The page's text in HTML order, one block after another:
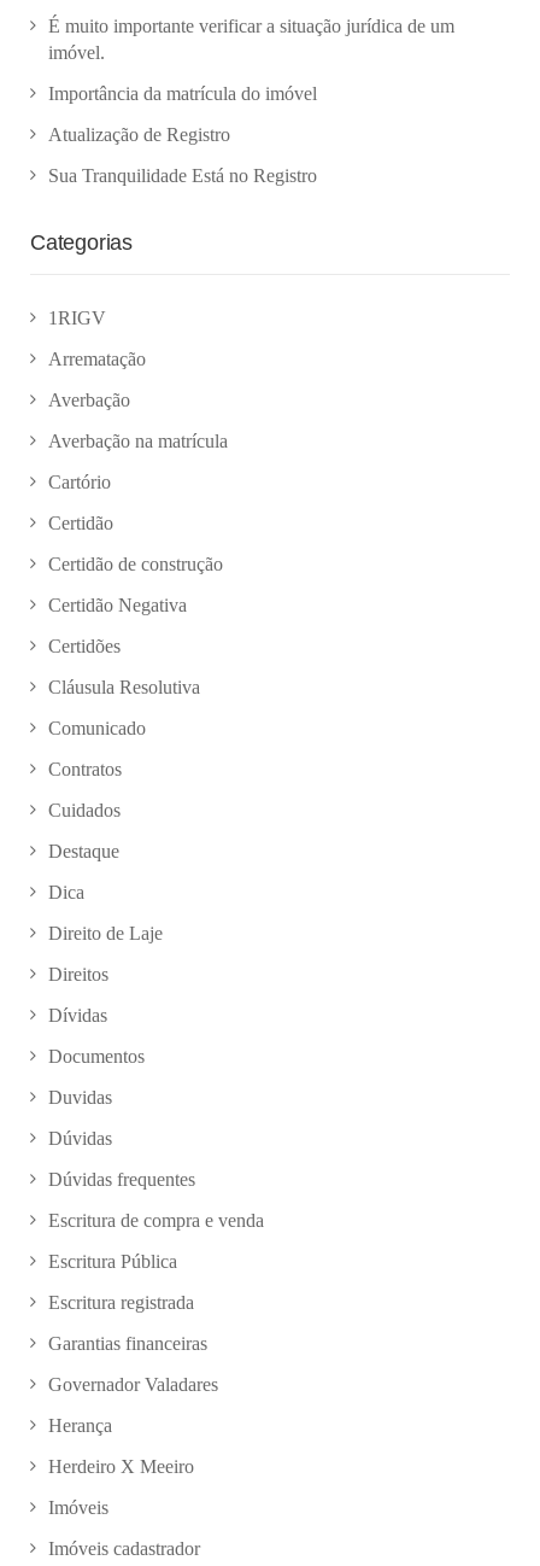
É muito importante verificar a situação jurídica de um
imóvel.
Importância da matrícula do imóvel
Atualização de Registro
Sua Tranquilidade Está no Registro
Categorias
1RIGV
Arrematação
Averbação
Averbação na matrícula
Cartório
Certidão
Certidão de construção
Certidão Negativa
Certidões
Cláusula Resolutiva
Comunicado
Contratos
Cuidados
Destaque
Dica
Direito de Laje
Direitos
Dívidas
Documentos
Duvidas
Dúvidas
Dúvidas frequentes
Escritura de compra e venda
Escritura Pública
Escritura registrada
Garantias financeiras
Governador Valadares
Herança
Herdeiro X Meeiro
Imóveis
Imóveis cadastrador